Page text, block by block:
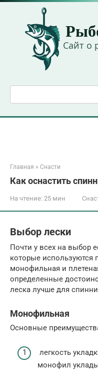
Перейти
контенту
Сайт о
Главная » Снасти
Как оснастить
На чтение: 25 мин
Выбор лески
Почти у всех на выбор
которые используются
монофильная и
определенные
леска лучше для
Монофильная
Основные
легкость
монофил